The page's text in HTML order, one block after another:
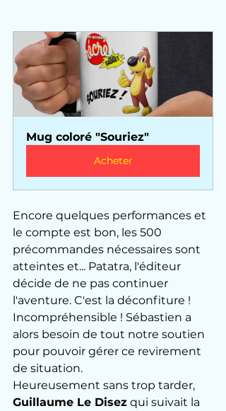
Mug coloré "Souriez"
Acheter
Encore quelques performances et
le compte est bon, les 500
précommandes nécessaires sont
atteintes et... Patatra, l'éditeur
décide de ne pas continuer
l'aventure. C'est la déconfiture !
Incompréhensible ! Sébastien a
alors besoin de tout notre soutien
pour pouvoir gérer ce revirement
de situation.
Heureusement sans trop tarder,
Guillaume Le Disez qui suivait la